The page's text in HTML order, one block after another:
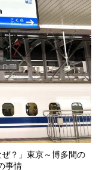
ぜ？」東京～博多間の
事情